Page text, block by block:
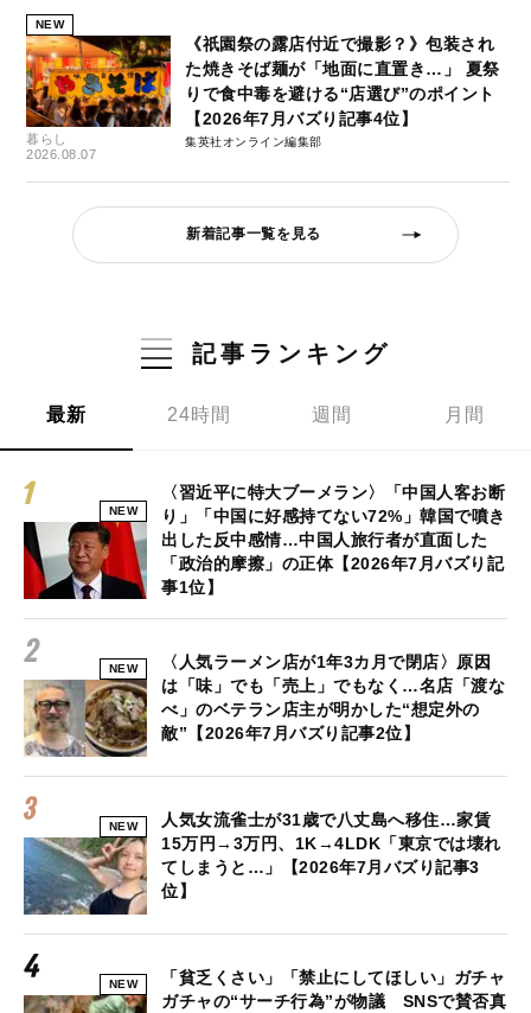
NEW
暮らし
2026.08.07
《祇園祭の露店付近で撮影？》包装され
た焼きそば麺が「地面に直置き…」 夏祭
りで食中毒を避ける“店選び”のポイント
【2026年7月バズり記事4位】
集英社オンライン編集部
新着記事一覧を見る
記事ランキング
最新 24時間 週間 月間
NEW
〈習近平に特大ブーメラン〉「中国人客お断
り」「中国に好感持てない72%」韓国で噴き
出した反中感情…中国人旅行者が直面した
「政治的摩擦」の正体【2026年7月バズり記
事1位】
NEW
〈人気ラーメン店が1年3カ月で閉店〉原因
は「味」でも「売上」でもなく…名店「渡な
べ」のベテラン店主が明かした“想定外の
敵”【2026年7月バズり記事2位】
NEW
人気女流雀士が31歳で八丈島へ移住…家賃
15万円→3万円、1K→4LDK「東京では壊れ
てしまうと…」【2026年7月バズり記事3
位】
NEW
「貧乏くさい」「禁止にしてほしい」ガチャ
ガチャの“サーチ行為”が物議 SNSで賛否真